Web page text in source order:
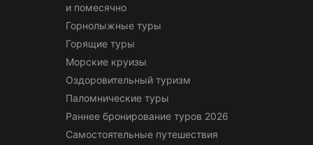
и помесячно
Горнолыжные туры
Горящие туры
Морские круизы
Оздоровительный туризм
Паломнические туры
Раннее бронирование туров 2026
Самостоятельные путешествия